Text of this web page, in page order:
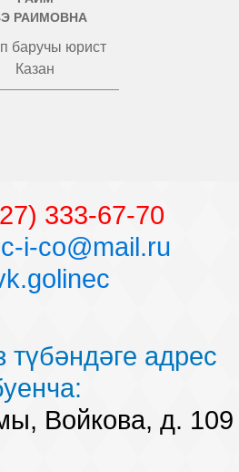
РАИМОВНА
баручы юрист
Казан
333-67-70
i-co@mail.ru
түбәндәге адрес
Войкова, д. 109